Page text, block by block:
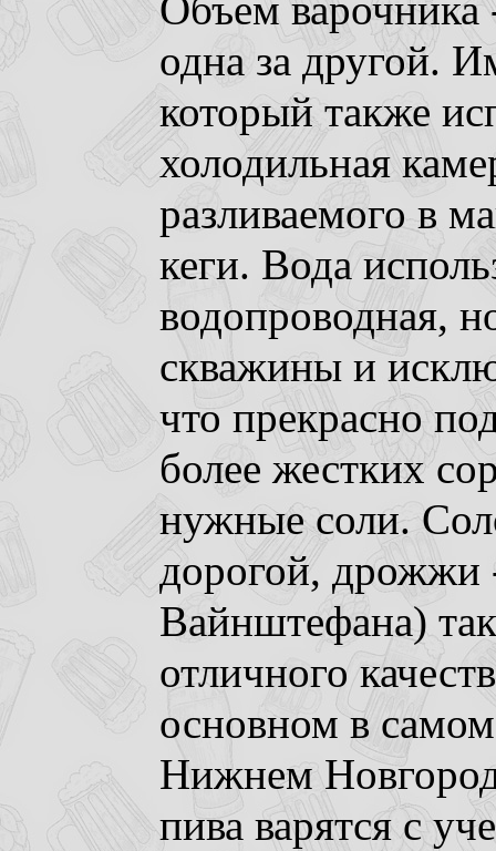
Объем варочника
одна за другой.
который также
холодильная
разливаемого в
кеги. Вода
водопроводная,
скважины и
что прекрасно
более жестких
нужные соли.
дорогой, дрожжи
Вайнштефана)
отличного
основном в
Нижнем
пива варятся с